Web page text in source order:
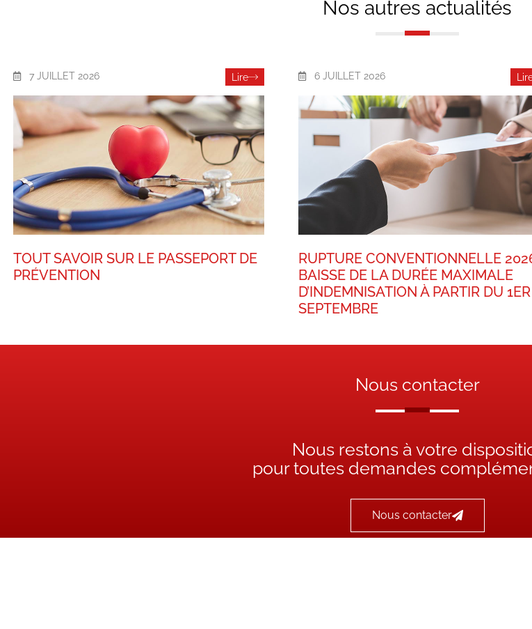
Nos autres actualités
7 JUILLET 2026 Lire
TOUT SAVOIR SUR LE PASSEPORT DE
PRÉVENTION
6 JUILLET 2026
RUPTURE CONVENTIONNELLE
BAISSE DE LA DURÉE MAXIMALE
D’INDEMNISATION À PARTIR DU 1ER
SEPTEMBRE
Nous contacter
Nous restons à votre
pour toutes demandes
Nous contacter